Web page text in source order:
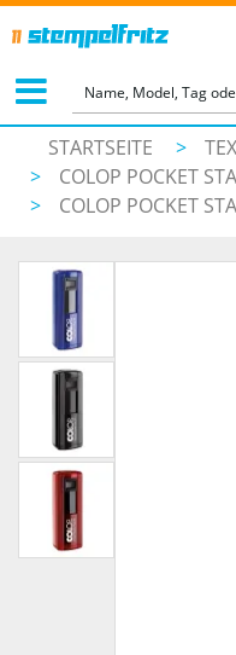
STARTSEITE >
>
COLOP POCKET
>
COLOP POCKET